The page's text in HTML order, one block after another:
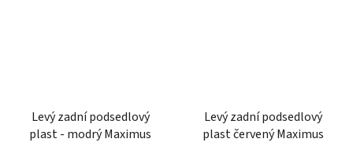
Levý zadní podsedlový
plast - modrý Maximus
Levý zadní podsedlový
plast červený Maximus